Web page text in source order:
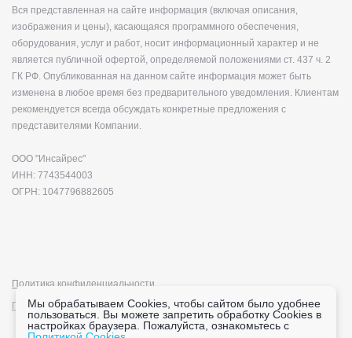
Вся представленная на сайте информация (включая описания,
изображения и цены), касающаяся программного обеспечения,
оборудования, услуг и работ, носит информационный характер и не
является публичной офертой, определяемой положениями ст. 437 ч. 2
ГК РФ. Опубликованная на данном сайте информация может быть
изменена в любое время без предварительного уведомления. Клиентам
рекомендуется всегда обсуждать конкретные предложения с
представителями Компании.
ООО "Инсайрес"
ИНН: 7743544003
ОГРН: 1047796882605
Политика конфиденциальности
Политика cookie
Мы обрабатываем Cookies, чтобы сайтом было удобнее
пользоваться. Вы можете запретить обработку Cookies в
настройках браузера. Пожалуйста, ознакомьтесь с